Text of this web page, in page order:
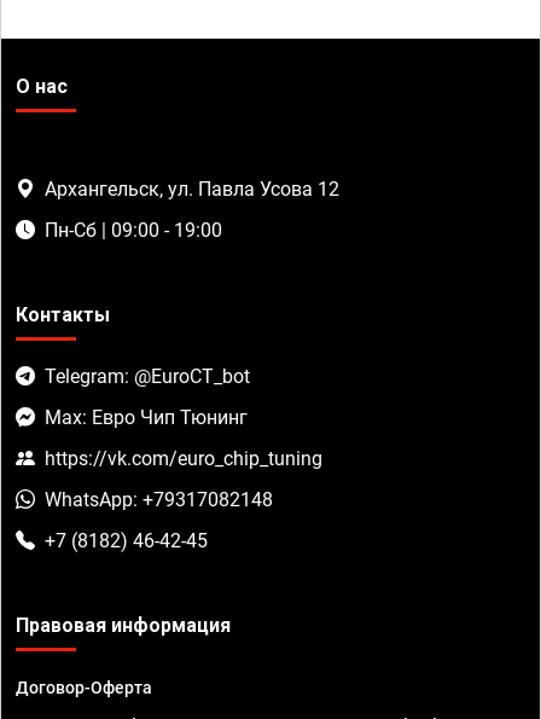
О нас
Архангельск, ул. Павла Усова 12
Пн-Сб | 09:00 - 19:00
Контакты
Telegram: @EuroCT_bot
Max: Евро Чип Тюнинг
https://vk.com/euro_chip_tuning
WhatsApp: +79317082148
+7 (8182) 46-42-45
Правовая информация
Договор-Оферта